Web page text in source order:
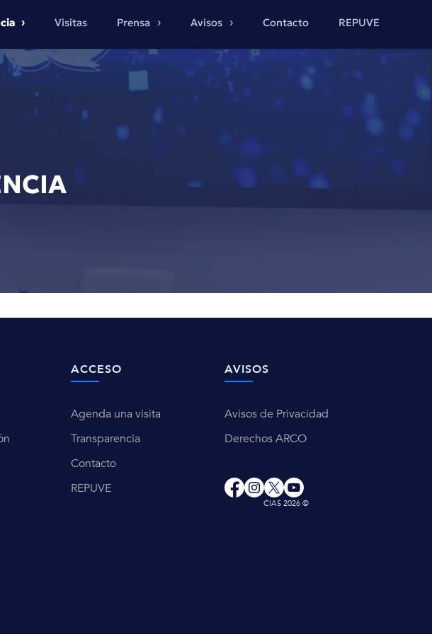
Visitas Prensa Avisos Contacto REPUVE
ACCESO
Agenda una visita
Transparencia
Contacto
REPUVE
AVISOS
Avisos de Privacidad
Derechos ARCO
CIAS 2026 ©